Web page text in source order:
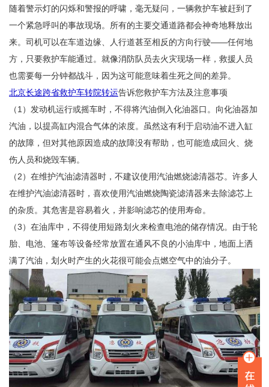
随着警示灯的闪烁和警报的呼啸，毫无疑问，一辆救护车被赶到了
一个紧急呼叫的事故现场。所有的主要交通道路都会神奇地释放出
来。司机可以在车道边缘、人行道甚至相反的方向行驶——任何地
方，只要救护车能通过。就像消防队员去火灾现场一样，救援人员
也需要每一分钟都战斗，因为这可能意味着生死之间的差异。
北京长途跨省救护车转院转运告诉您救护车方法及注意事项
（1）发动机运行或摇车时，不得将汽油倒入化油器口。向化油器加
汽油，以提高缸内混合气体的浓度。虽然这有利于启动油不进入缸
的故障，但对其他原因造成的故障没有帮助，也可能造成回火、烧
伤人员和烧毁车辆。
（2）在维护汽油滤清器时，不建议使用汽油燃烧滤清器芯。许多人
在维护汽油滤清器时，喜欢使用汽油燃烧陶瓷滤清器来去除滤芯上
的杂质。其危害是容易着火，并影响滤芯的使用寿命。
（3）在油库中，不得使用短路划火来检查电池的储存情况。由于轮
胎、电池、篷布等设备经常放置在通风不良的小油库中，地面上洒
满了汽油，划火时产生的火花很可能会点燃空气中的油分子。